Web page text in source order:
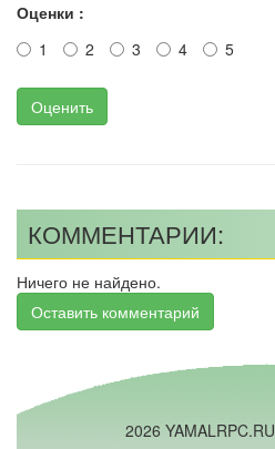
Оценки :
1
2 3 4 5
Оценить
КОММЕНТАРИИ:
Ничего не найдено.
Оставить комментарий
2026 YAMALRPC.RU